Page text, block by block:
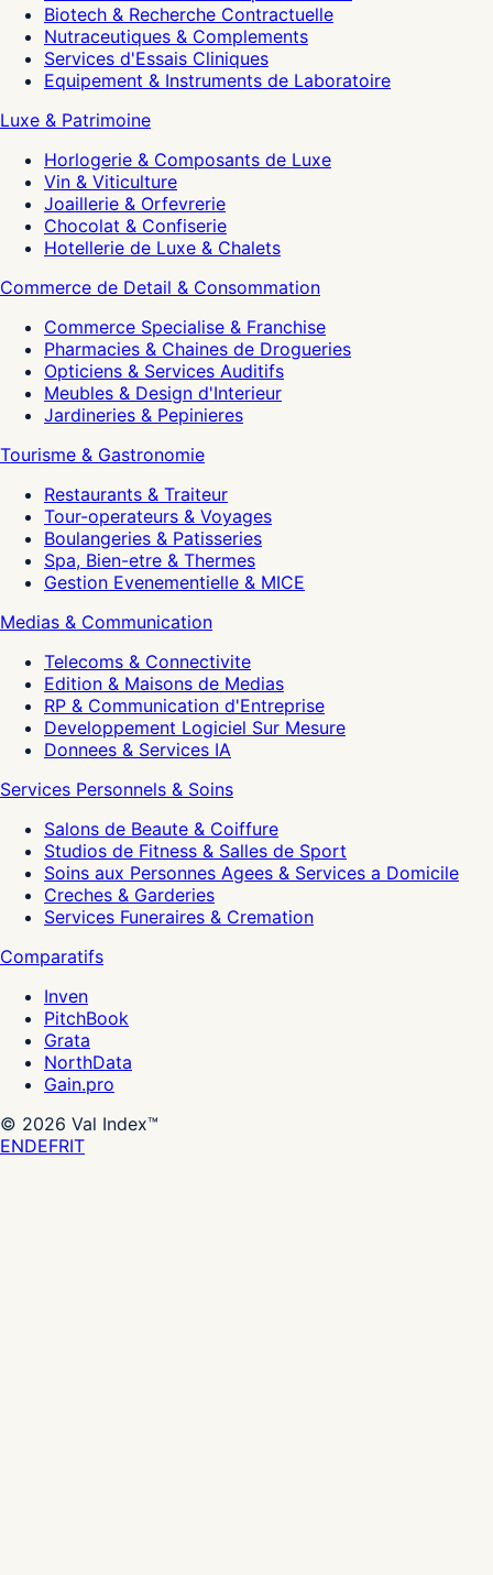
Biotech & Recherche Contractuelle
Nutraceutiques & Complements
Services d'Essais Cliniques
Equipement & Instruments de Laboratoire
Luxe & Patrimoine
Horlogerie & Composants de Luxe
Vin & Viticulture
Joaillerie & Orfevrerie
Chocolat & Confiserie
Hotellerie de Luxe & Chalets
Commerce de Detail & Consommation
Commerce Specialise & Franchise
Pharmacies & Chaines de Drogueries
Opticiens & Services Auditifs
Meubles & Design d'Interieur
Jardineries & Pepinieres
Tourisme & Gastronomie
Restaurants & Traiteur
Tour-operateurs & Voyages
Boulangeries & Patisseries
Spa, Bien-etre & Thermes
Gestion Evenementielle & MICE
Medias & Communication
Telecoms & Connectivite
Edition & Maisons de Medias
RP & Communication d'Entreprise
Developpement Logiciel Sur Mesure
Donnees & Services IA
Services Personnels & Soins
Salons de Beaute & Coiffure
Studios de Fitness & Salles de Sport
Soins aux Personnes Agees & Services a Domicile
Creches & Garderies
Services Funeraires & Cremation
Comparatifs
Inven
PitchBook
Grata
NorthData
Gain.pro
© 2026 Val Index™
ENDEFRIT